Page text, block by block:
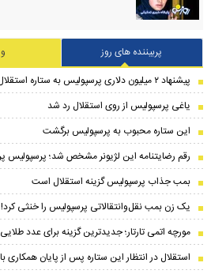
پربیننده های روز
پیشنهاد ۲ میلیون دلاری پرسپولیس به ستاره استقلال
یاغی پرسپولیس از روی استقلال رد شد
این ستاره محبوب به پرسپولیس برگشت
رقم رضایتنامه این لژیونر مشخص شد؛ پرسپولیس
بمب جذاب پرسپولیس گزینه استقلال است
یک زن بمب نقل‌وانتقالاتی پرسپولیس را خنثی کرد!
مورچه اتمی تارتار؛ جدیدترین گزینه برای عدد
استقلال در انتظار این ستاره پس از پایان همکاری